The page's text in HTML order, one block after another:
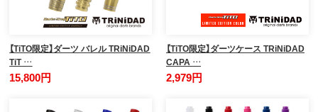
【TiTO限定】ダーツ バレル TRiNiDAD
TiT …
15,800円
【TiTO限定】ダーツケース TRiNiDAD
CAPA …
2,979円